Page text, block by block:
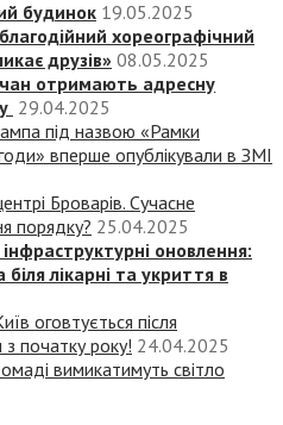
будинок 19.05.2025
хореографічний
друзів» 08.05.2025
отримають адресну
29.04.2025
під назвою «‎Рамки
вперше опублікували в ЗМІ
Броварів. Сучасне
порядку? 25.04.2025
оновлення:
лікарні та укриття в
оговтується після
початку року! 24.04.2025
вимикатимуть світло